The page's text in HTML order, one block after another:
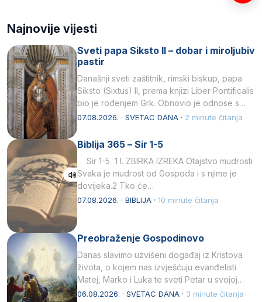
Najnovije vijesti
Sveti papa Siksto II – dobar i miroljubiv
pastir
Današnji sveti zaštitnik, rimski biskup, papa
Siksto (Sixtus) II, prema knjizi Liber Pontificalis
bio je rođenjem Grk. Obnovio je odnose s
afričkim…
07.08.2026. · SVETAC DANA · 2 minute čitanja
Biblija 365 – Sir 1-5
Sir 1-5 1 I. ZBIRKA IZREKA Otajstvo mudrosti
Svaka je mudrost od Gospoda i s njime je
dovijeka.2 Tko će…
07.08.2026. · BIBLIJA · 10 minute čitanja
Preobraženje Gospodinovo
Danas slavimo uzvišeni događaj iz Kristova
života, o kojem nas izvješćuju evanđelisti
Matej, Marko i Luka te sveti Petar u svojoj
drugoj…
06.08.2026. · SVETAC DANA · 3 minute čitanja